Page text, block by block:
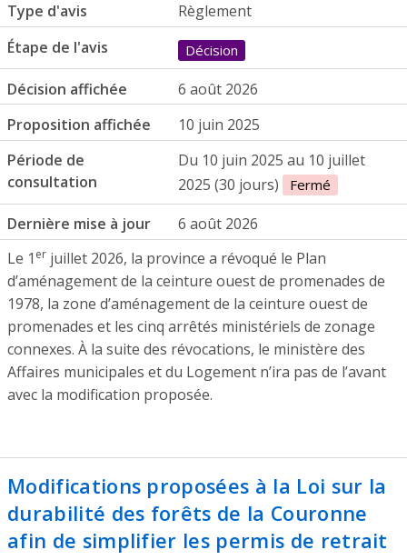
Type d'avis
Règlement
Étape de l'avis
Décision
Décision affichée
6 août 2026
Proposition affichée
10 juin 2025
Période de
consultation
Du 10 juin 2025 au 10 juillet
2025 (30 jours)
Fermé
Dernière mise à jour
6 août 2026
Le 1 er juillet 2026, la province a révoqué le Plan
d’aménagement de la ceinture ouest de promenades de
1978, la zone d’aménagement de la ceinture ouest de
promenades et les cinq arrêtés ministériels de zonage
connexes. À la suite des révocations, le ministère des
Affaires municipales et du Logement n’ira pas de l’avant
avec la modification proposée.
Modifications proposées à la Loi sur la
durabilité des forêts de la Couronne
afin de simplifier les permis de retrait